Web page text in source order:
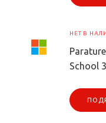
НЕТ В
School